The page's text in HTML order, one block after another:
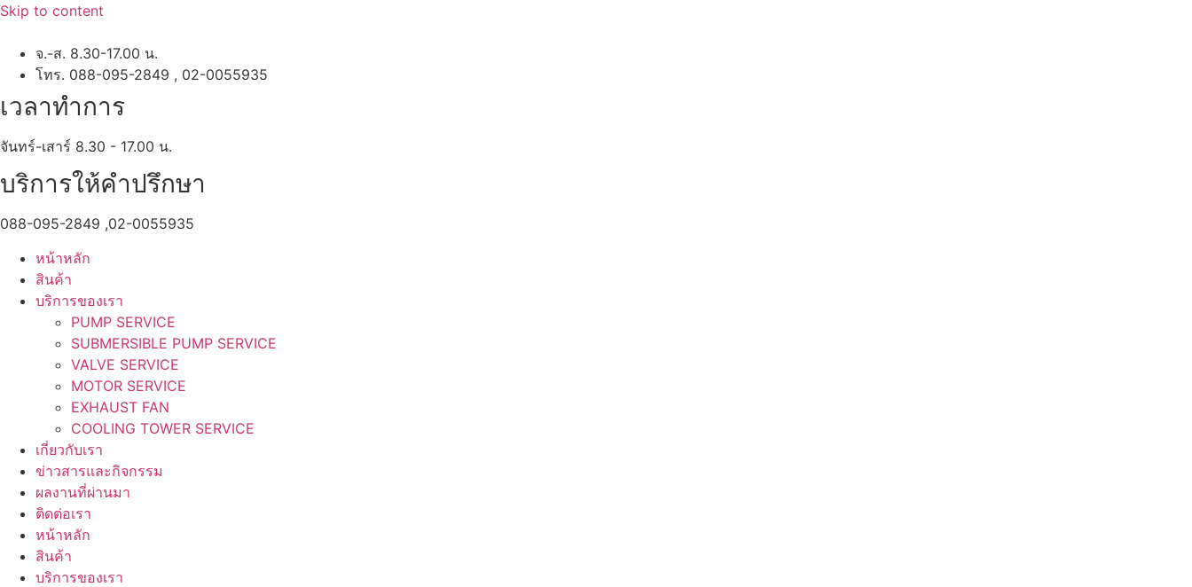
Skip to content
จ.-ส. 8.30-17.00 น.
โทร. 088-095-2849 , 02-0055935
เวลาทำการ
จันทร์-เสาร์ 8.30 - 17.00 น.
บริการให้คำปรึกษา
088-095-2849 ,02-0055935
หน้าหลัก
สินค้า
บริการของเรา
PUMP SERVICE
SUBMERSIBLE PUMP SERVICE
VALVE SERVICE
MOTOR SERVICE
EXHAUST FAN
COOLING TOWER SERVICE
เกี่ยวกับเรา
ข่าวสารและกิจกรรม
ผลงานที่ผ่านมา
ติดต่อเรา
หน้าหลัก
สินค้า
บริการของเรา